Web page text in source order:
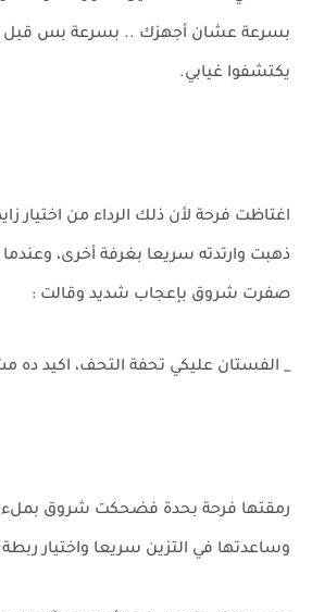
بسرعة عشان أجهزك .. بسرعة بس قبل ما
يكتشفوا غيابي.
اغتاظت فرحة لأن ذلك الرداء من اختيار
ذهبت وارتدته سريعا بغرفة أخرى،
صفرت شروق بإعجاب شديد وقالت :
_ الفستان عليكي تحفة التحف، اكيد
رمقتها فرحة بحدة فضحكت شروق بملء
وساعدتها في التزين سريعا واختيار